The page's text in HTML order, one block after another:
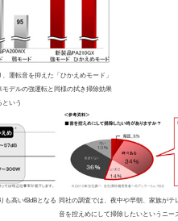
、運転音を抑えた「ひかえめモード」
モデルの強運転と同様の拭き掃除効果
という
も高い63dBとなる 同社の調査では、夜中や早朝、家族が
音を控えめにして掃除したいというニー